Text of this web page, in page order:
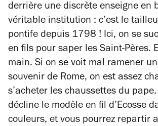
derrière une discrète enseigne en
véritable institution : c’est le
pontife depuis 1798 ! Ici, on se
en fils pour saper les Saint-Pères.
main. Si on se voit mal ramener
souvenir de Rome, on est assez
s’acheter les chaussettes du
décline le modèle en fil d’Ecosse
couleurs, et vous pourrez repartir